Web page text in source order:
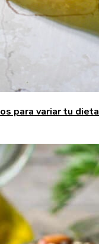
para variar tu dieta